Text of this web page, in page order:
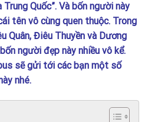
Quốc”. Và bốn người này
tên vô cùng quen thuộc. Trong
Quân, Điêu Thuyền và Dương
người đẹp này nhiều vô kể.
sẽ gửi tới các bạn một số
nhé.